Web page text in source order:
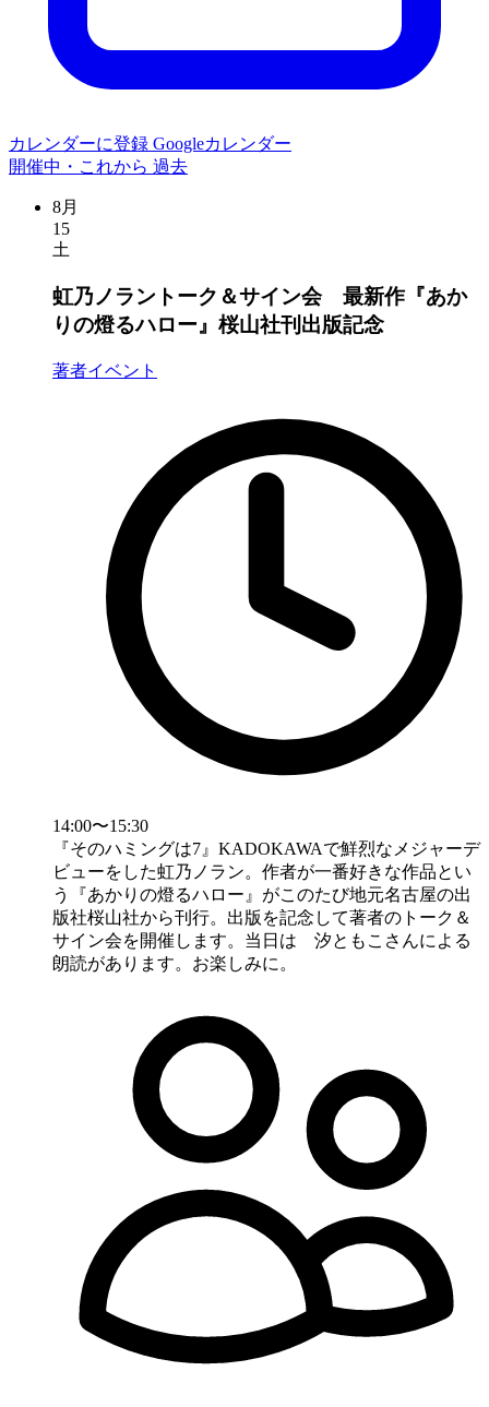
カレンダーに登録 Googleカレンダー
開催中・これから 過去
8月
15
土
虹乃ノラントーク＆サイン会 最新作『あか
りの燈るハロー』桜山社刊出版記念
著者イベント
14:00〜15:30
『そのハミングは7』KADOKAWAで鮮烈なメジャーデ
ビューをした虹乃ノラン。作者が一番好きな作品とい
う『あかりの燈るハロー』がこのたび地元名古屋の出
版社桜山社から刊行。出版を記念して著者のトーク＆
サイン会を開催します。当日は 汐ともこさんによる
朗読があります。お楽しみに。